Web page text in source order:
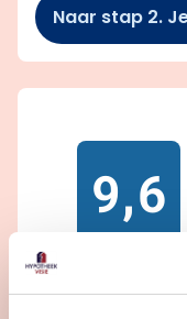
Naar stap 2.
9,6